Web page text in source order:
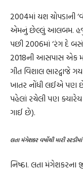
2004માં યશ ચોપડાની
એમનું છેલ્લું આલબમ. હજુ
પછી 2006માં ‘રંગ દે
2018ની આસપાસ એક
ગીત વિશાલ ભારદ્વાજે
ખાતર નોંધી લઈએ પણ
પહેલાં રચેલી પણ
ગાઈ છે).
લતા મંગેશકર વર્ષોથી મારી
નિષ્ઠા. લતા